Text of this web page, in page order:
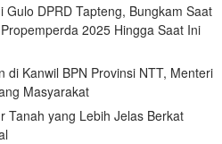
DPRD Tapteng, Bungkam Saat
2025 Hingga Saat Ini
di Kanwil BPN Provinsi NTT, Menteri
Masyarakat
Tanah yang Lebih Jelas Berkat